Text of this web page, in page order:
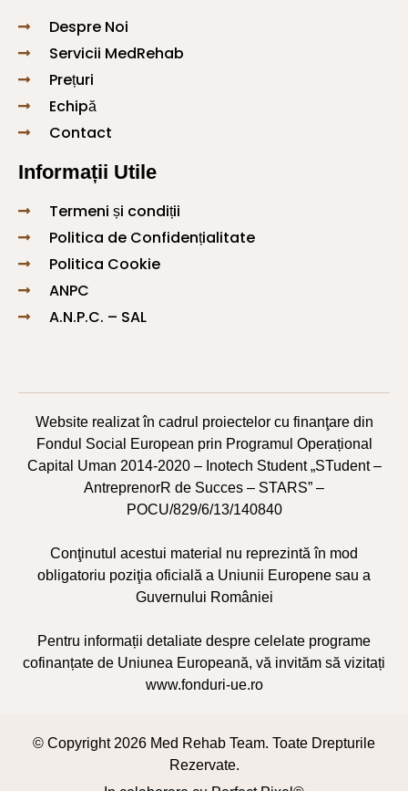
Despre Noi
Servicii MedRehab
Prețuri
Echipă
Contact
Informații Utile
Termeni și condiții
Politica de Confidențialitate
Politica Cookie
ANPC
A.N.P.C. – SAL
Website realizat în cadrul proiectelor cu finanţare din
Fondul Social European prin Programul Operațional
Capital Uman 2014-2020 – Inotech Student „STudent –
AntreprenorR de Succes – STARS” –
POCU/829/6/13/140840
Conţinutul acestui material nu reprezintă în mod
obligatoriu poziţia oficială a Uniunii Europene sau a
Guvernului României
Pentru informații detaliate despre celelate programe
cofinanțate de Uniunea Europeană, vă invităm să vizitați
www.fonduri-ue.ro
© Copyright 2026 Med Rehab Team. Toate Drepturile
Rezervate.